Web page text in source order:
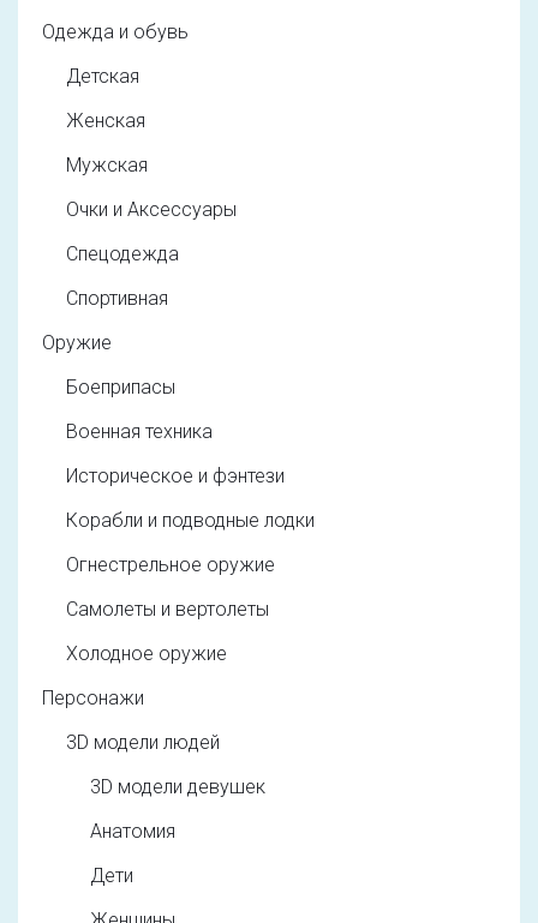
Одежда и обувь
Детская
Женская
Мужская
Очки и Аксессуары
Спецодежда
Спортивная
Оружие
Боеприпасы
Военная техника
Историческое и фэнтези
Корабли и подводные лодки
Огнестрельное оружие
Самолеты и вертолеты
Холодное оружие
Персонажи
3D модели людей
3D модели девушек
Анатомия
Дети